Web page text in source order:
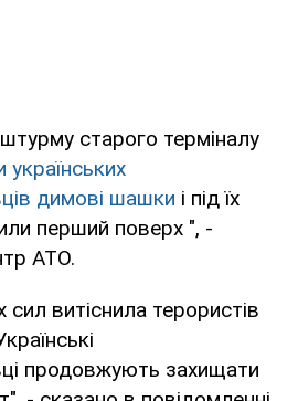
старого терміналу
димові шашки і під їх
перший поверх ", -
АТО.
витіснила терористів
продовжують захищати